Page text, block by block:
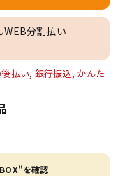
分割払い
払い, 銀行振込, かんた
を確認